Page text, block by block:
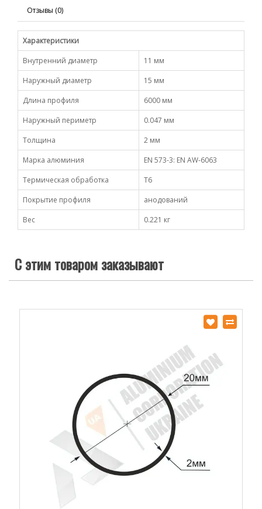
Отзывы (0)
Характеристики
Внутренний диаметр
11 мм
Наружный диаметр
15 мм
Длина профиля
6000 мм
Наружный периметр
0.047 мм
Толщина
2 мм
Марка алюминия
EN 573-3: EN AW-6063
Термическая обработка
Т6
Покрытие профиля
анодований
Вес
0.221 кг
С этим товаром заказывают